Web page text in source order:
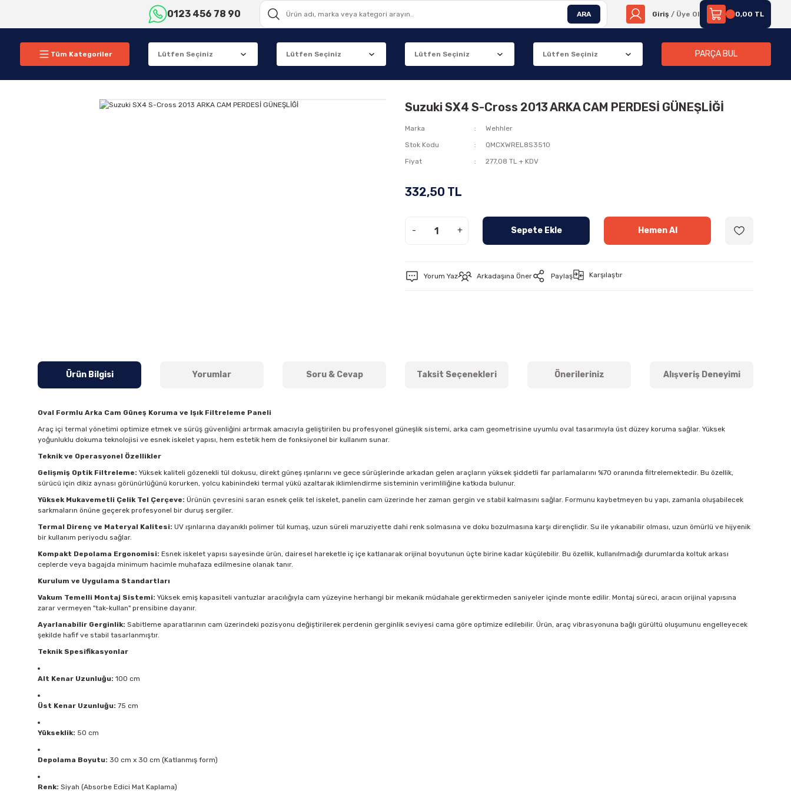
0123 456 78 90 ARA Giriş / Üye Ol 0,00 TL
Tüm Kategoriler PARÇA BUL
Suzuki SX4 S-Cross 2013 ARKA CAM PERDESİ GÜNEŞLİĞİ
Marka
Wehhler
Stok Kodu
QMCXWREL8S3510
Fiyat
277,08 TL + KDV
332,50 TL
- + Sepete Ekle Hemen Al
Yorum Yaz Arkadaşına Öner Paylaş Karşılaştır
Ürün Bilgisi Yorumlar Soru & Cevap Taksit Seçenekleri Önerileriniz Alışveriş Deneyimi
Oval Formlu Arka Cam Güneş Koruma ve Işık Filtreleme Paneli
Araç içi termal yönetimi optimize etmek ve sürüş güvenliğini artırmak amacıyla geliştirilen bu profesyonel güneşlik sistemi, arka cam geometrisine uyumlu oval tasarımıyla üst düzey koruma sağlar. Yüksek
yoğunluklu dokuma teknolojisi ve esnek iskelet yapısı, hem estetik hem de fonksiyonel bir kullanım sunar.
Teknik ve Operasyonel Özellikler
Gelişmiş Optik Filtreleme: Yüksek kaliteli gözenekli tül dokusu, direkt güneş ışınlarını ve gece sürüşlerinde arkadan gelen araçların yüksek şiddetli far parlamalarını %70 oranında filtrelemektedir. Bu özellik,
sürücü için dikiz aynası görünürlüğünü korurken, yolcu kabinindeki termal yükü azaltarak iklimlendirme sisteminin verimliliğine katkıda bulunur.
Yüksek Mukavemetli Çelik Tel Çerçeve: Ürünün çevresini saran esnek çelik tel iskelet, panelin cam üzerinde her zaman gergin ve stabil kalmasını sağlar. Formunu kaybetmeyen bu yapı, zamanla oluşabilecek
sarkmaların önüne geçerek profesyonel bir duruş sergiler.
Termal Direnç ve Materyal Kalitesi: UV ışınlarına dayanıklı polimer tül kumaş, uzun süreli maruziyette dahi renk solmasına ve doku bozulmasına karşı dirençlidir. Su ile yıkanabilir olması, uzun ömürlü ve hijyenik
bir kullanım periyodu sağlar.
Kompakt Depolama Ergonomisi: Esnek iskelet yapısı sayesinde ürün, dairesel hareketle iç içe katlanarak orijinal boyutunun üçte birine kadar küçülebilir. Bu özellik, kullanılmadığı durumlarda koltuk arkası
ceplerde veya bagajda minimum hacimle muhafaza edilmesine olanak tanır.
Kurulum ve Uygulama Standartları
Vakum Temelli Montaj Sistemi: Yüksek emiş kapasiteli vantuzlar aracılığıyla cam yüzeyine herhangi bir mekanik müdahale gerektirmeden saniyeler içinde monte edilir. Montaj süreci, aracın orijinal yapısına
zarar vermeyen "tak-kullan" prensibine dayanır.
Ayarlanabilir Gerginlik: Sabitleme aparatlarının cam üzerindeki pozisyonu değiştirilerek perdenin gerginlik seviyesi cama göre optimize edilebilir. Ürün, araç vibrasyonuna bağlı gürültü oluşumunu engelleyecek
şekilde hafif ve stabil tasarlanmıştır.
Teknik Spesifikasyonlar
Alt Kenar Uzunluğu: 100 cm
Üst Kenar Uzunluğu: 75 cm
Yükseklik: 50 cm
Depolama Boyutu: 30 cm x 30 cm (Katlanmış form)
Renk: Siyah (Absorbe Edici Mat Kaplama)